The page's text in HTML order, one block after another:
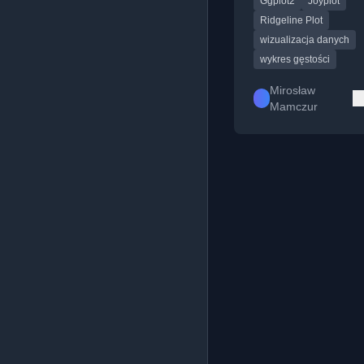
Ridgeline Plot
wizualizacja danych
wykres gęstości
Mirosław
Mamczur